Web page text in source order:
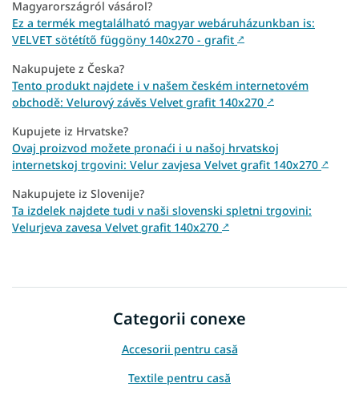
Magyarországról vásárol?
Ez a termék megtalálható magyar webáruházunkban is:
VELVET sötétítő függöny 140x270 - grafit ↗
Nakupujete z Česka?
Tento produkt najdete i v našem českém internetovém
obchodě: Velurový závěs Velvet grafit 140x270 ↗
Kupujete iz Hrvatske?
Ovaj proizvod možete pronaći i u našoj hrvatskoj
internetskoj trgovini: Velur zavjesa Velvet grafit 140x270 ↗
Nakupujete iz Slovenije?
Ta izdelek najdete tudi v naši slovenski spletni trgovini:
Velurjeva zavesa Velvet grafit 140x270 ↗
Categorii conexe
Accesorii pentru casă
Textile pentru casă